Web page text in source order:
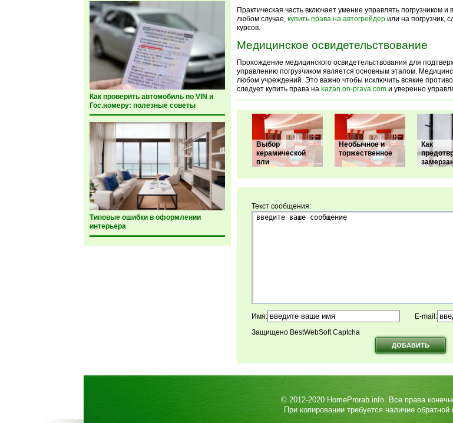
Как проверить автомобиль по VIN и
Гос.номеру: полезные советы
Типовые ошибки в оформлении
интерьера
Практическая часть включает умение управлять погрузчиком
любом случае, купить права на автогрейдер или на погрузчик,
курсов.
Медицинское освидетельствование
Прохождение медицинского освидетельствования для
управлению погрузчиком является основным этапом.
любом учреждений. Это важно чтобы исключить всякие
следует купить права на kazan.on-prava.com и уверенно
Выбор
керамической
пли
Необычное и
торжественное
Как
Текст сообщения:
Имя:
E-mail:
Защищено BestWebSoft Captcha
© 2012-2020 HomeProrab.info. Все права
При копировании требуется наличие обратной